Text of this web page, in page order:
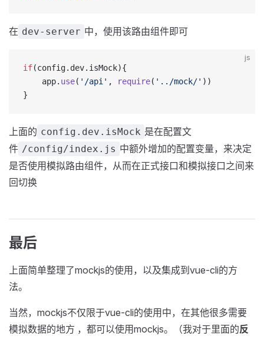
在 dev-server 中，使用该路由组件即可
js
if(config.dev.isMock){
    app.
use( '/api' , require( '../mock/' ))
}
上面的 config.dev.isMock 是在配置文
件 /config/index.js 中额外增加的配置变量，来决定
是否使用模拟路由组件，从而在正式接口和模拟接口之间来
回切换
最后
上面简单整理了mockjs的使用，以及集成到vue-cli的方
法。
当然，mockjs不仅限于vue-cli的使用中，在其他很多需要
模拟数据的地方 ，都可以使用mockjs。（我对于里面的反